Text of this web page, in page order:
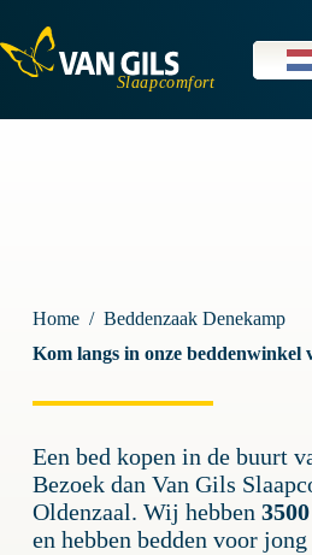
de
inhoud
Home / Beddenzaak Denekamp
Kom langs in onze beddenwinkel
Een bed kopen in de buurt
Bezoek dan Van Gils
Oldenzaal. Wij hebben
en hebben bedden voor jong